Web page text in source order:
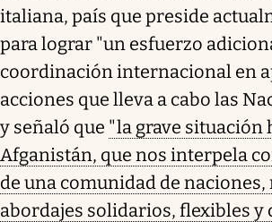
italiana, país que preside
para lograr "un esfuerzo
coordinación internacional en
acciones que lleva a cabo las
y señaló que "la grave situación
Afganistán, que nos interpela
de una comunidad de
abordajes solidarios, flexibles y